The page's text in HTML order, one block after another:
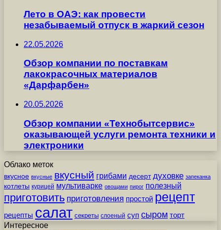
Лето в ОАЭ: как провести
незабываемый отпуск в жаркий сезон
22.05.2026
Обзор компании по поставкам
лакокрасочных материалов
«Дарфарбен»
20.05.2026
Обзор компании «Технобытсервис»
оказывающей услуги ремонта техники и
электроники
Облако меток
вкусное вкусные вкусный грибами десерт духовке запеканка
котлеты курицей мультиварке овощами пирог полезный
приготовить приготовления простой рецепт
рецепты салат секреты слоеный суп сыром торт
Интересное